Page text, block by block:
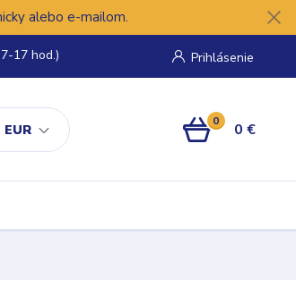
alebo e-mailom.
EUR
Prihlásenie
17 hod.)
0 0 €